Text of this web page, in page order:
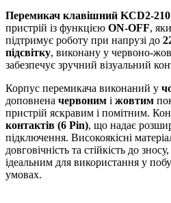
Перемикач клавішний KCD2-
пристрій із функцією ON-OFF,
підтримує роботу при напрузі до
підсвітку, виконану у червоно-
забезпечує зручний візуальний
Корпус перемикача виконаний у
доповнена червоним і жовтим
пристрій яскравим і помітним.
контактів (6 Pin), що надає
підключення. Високоякісні
довговічність та стійкість до
ідеальним для використання у
умовах.